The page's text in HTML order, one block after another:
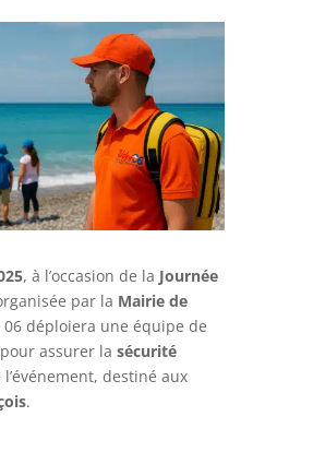
, à l’occasion de la Journée
par la Mairie de
06 déploiera une équipe de
assurer la sécurité
destiné aux
.